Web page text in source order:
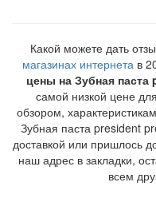
Какой можете дать
магазинах интернета в
цены на Зубная
самой низкой цене
обзором,
Зубная паста president
доставкой или пришлось
наш адрес в закладки,
всем